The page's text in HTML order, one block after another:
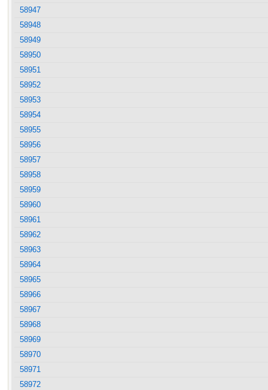
58947
58948
58949
58950
58951
58952
58953
58954
58955
58956
58957
58958
58959
58960
58961
58962
58963
58964
58965
58966
58967
58968
58969
58970
58971
58972